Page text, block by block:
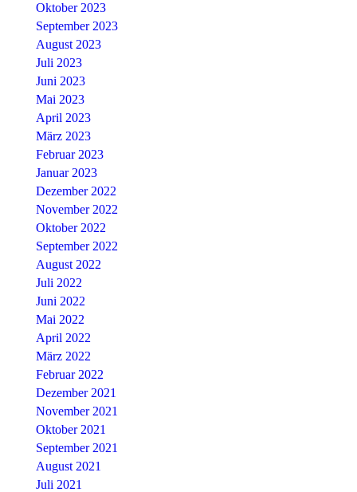
Oktober 2023
September 2023
August 2023
Juli 2023
Juni 2023
Mai 2023
April 2023
März 2023
Februar 2023
Januar 2023
Dezember 2022
November 2022
Oktober 2022
September 2022
August 2022
Juli 2022
Juni 2022
Mai 2022
April 2022
März 2022
Februar 2022
Dezember 2021
November 2021
Oktober 2021
September 2021
August 2021
Juli 2021